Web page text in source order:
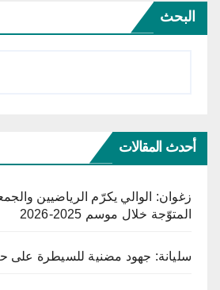
البحث
أحدث المقالات
زغوان: الوالي يكرّم الرياضيين
المتوّجة خلال موسم 2025-2026
سليانة: جهود مضنية للسيطرة على